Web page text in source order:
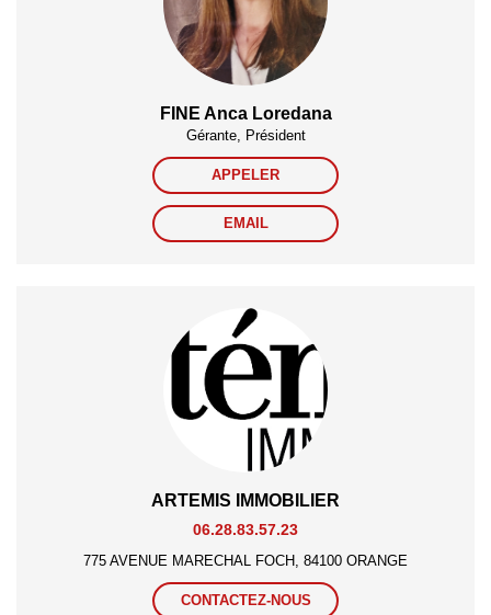
FINE Anca Loredana
Gérante, Président
APPELER
EMAIL
ARTEMIS IMMOBILIER
06.28.83.57.23
775 AVENUE MARECHAL FOCH, 84100 ORANGE
CONTACTEZ-NOUS